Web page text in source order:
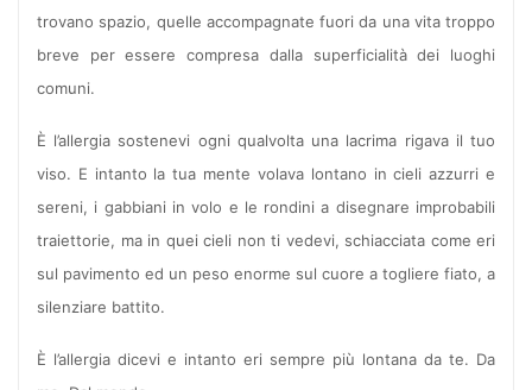
trovano spazio, quelle accompagnate fuori da una vita troppo
breve per essere compresa dalla superficialità dei luoghi
comuni.
È l’allergia sostenevi ogni qualvolta una lacrima rigava il tuo
viso. E intanto la tua mente volava lontano in cieli azzurri e
sereni, i gabbiani in volo e le rondini a disegnare improbabili
traiettorie, ma in quei cieli non ti vedevi, schiacciata come eri
sul pavimento ed un peso enorme sul cuore a togliere fiato, a
silenziare battito.
È l’allergia dicevi e intanto eri sempre più lontana da te. Da